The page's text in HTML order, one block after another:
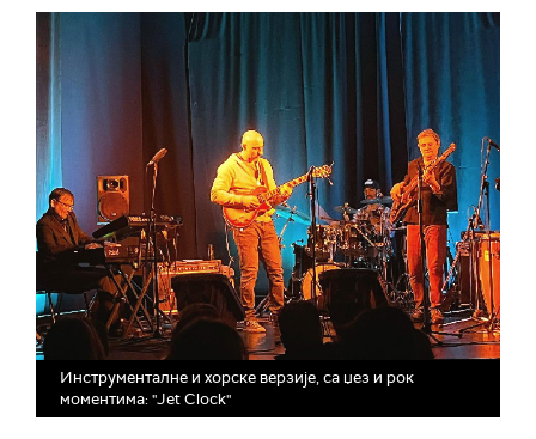
Инструменталне и хорске верзије, са џез и рок
моментима: "Jet Clock"